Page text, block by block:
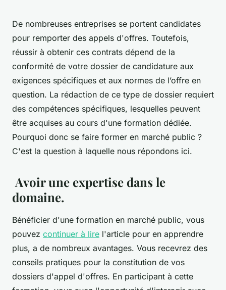
De nombreuses entreprises se portent candidates
pour remporter des appels d'offres. Toutefois,
réussir à obtenir ces contrats dépend de la
conformité de votre dossier de candidature aux
exigences spécifiques et aux normes de l’offre en
question. La rédaction de ce type de dossier requiert
des compétences spécifiques, lesquelles peuvent
être acquises au cours d'une formation dédiée.
Pourquoi donc se faire former en marché public ?
C'est la question à laquelle nous répondons ici.
Avoir une expertise dans le
domaine.
Bénéficier d'une formation en marché public, vous
pouvez continuer à lire l'article pour en apprendre
plus, a de nombreux avantages. Vous recevrez des
conseils pratiques pour la constitution de vos
dossiers d'appel d'offres. En participant à cette